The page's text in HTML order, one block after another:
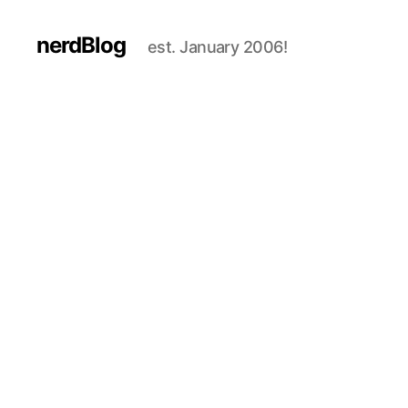
nerdBlog est. January 2006!